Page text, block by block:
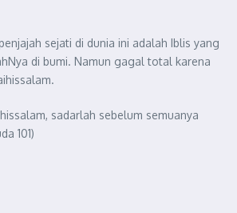
sejati di dunia ini adalah Iblis yang
di bumi. Namun gagal total karena
sadarlah sebelum semuanya
101)